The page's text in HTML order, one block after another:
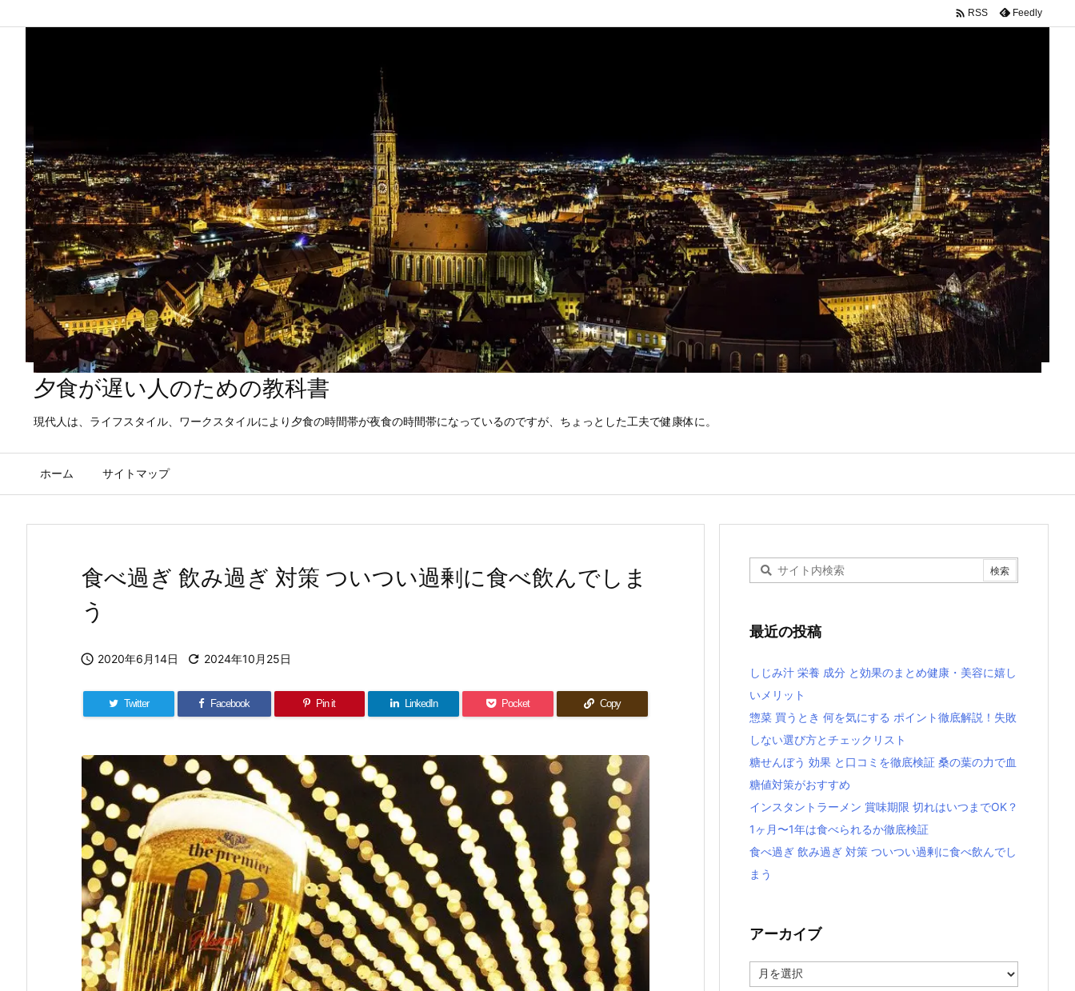
夕食が遅い人のための教科書
現代人は、ライフスタイル、ワークスタイルにより夕食の時間帯が夜食の時間帯になっているのですが、ちょっとした工夫で健康体に。
ホーム サイトマップ
 RSS Feedly
食べ過ぎ 飲み過ぎ 対策 ついつい過剰に食べ飲んでしま
う
 2020年6月14日  2024年10月25日
Twitter Facebook Pin it LinkedIn Pocket Copy
最近の投稿
しじみ汁 栄養 成分 と効果のまとめ健康・美容に嬉し
いメリット
惣菜 買うとき 何を気にする ポイント徹底解説！失敗
しない選び方とチェックリスト
糖せんぼう 効果 と口コミを徹底検証 桑の葉の力で血
糖値対策がおすすめ
インスタントラーメン 賞味期限 切れはいつまでOK？
1ヶ月〜1年は食べられるか徹底検証
食べ過ぎ 飲み過ぎ 対策 ついつい過剰に食べ飲んでし
まう
アーカイブ
ー